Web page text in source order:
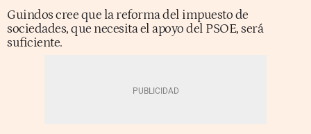
Guindos cree que la reforma del impuesto de
sociedades, que necesita el apoyo del PSOE, será
suficiente.